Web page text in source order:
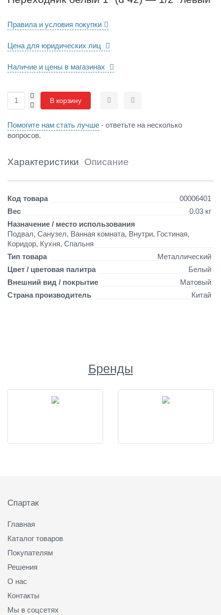
1
(
4
)
—
/
л
е
й
Наличие и цены в магазинах
Правила и условия покупки
Цена для юридических лиц
-
+
В корзину СравнитьОтложить
Помогите нам стать лучше - ответьте на несколько
вопросов.
Характеристики Описание
Детали
Код товара
00006401
Вес
0.03 кг
Назначение / место использования
Подвал, Санузел, Ванная комната, Внутри, Гостиная,
Коридор, Кухня, Спальня
Тип товара
Металлический
Цвет / цветовая палитра
Белый
Внешний вид / покрытие
Матовый
Страна производитель
Китай
Бренды
Спартак
Главная
Каталог товаров
Покупателям
Решения
О нас
Контакты
Мы в соцсетях